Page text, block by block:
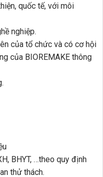
quốc tế, với môi
nghiệp.
của tổ chức và có cơ hội
của BIOREMAKE thông
BHYT, …theo quy định
thử thách.